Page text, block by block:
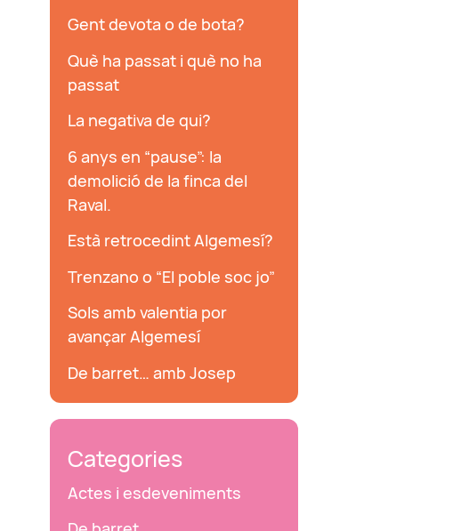
Gent devota o de bota?
Què ha passat i què no ha
passat
La negativa de qui?
6 anys en “pause”: la
demolició de la finca del
Raval.
Està retrocedint Algemesí?
Trenzano o “El poble soc jo”
Sols amb valentia por
avançar Algemesí
De barret… amb Josep
Categories
Actes i esdeveniments